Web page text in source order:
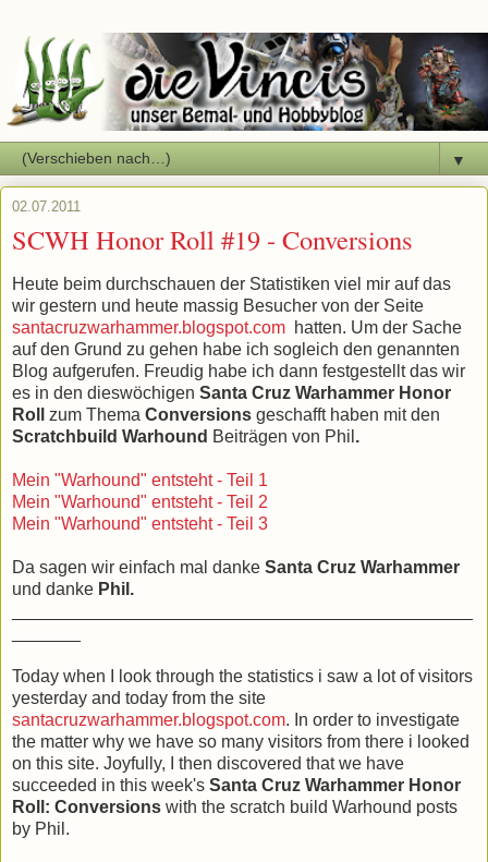
▼
02.07.2011
SCWH Honor Roll #19 - Conversions
Heute beim durchschauen der Statistiken viel mir auf das
wir gestern und heute massig Besucher von der Seite
santacruzwarhammer.blogspot.com hatten. Um der Sache
auf den Grund zu gehen habe ich sogleich den genannten
Blog aufgerufen. Freudig habe ich dann festgestellt das wir
es in den dieswöchigen Santa Cruz Warhammer Honor
Roll zum Thema Conversions geschafft haben mit den
Scratchbuild Warhound Beiträgen von Phil .
Mein "Warhound" entsteht - Teil 1
Mein "Warhound" entsteht - Teil 2
Mein "Warhound" entsteht - Teil 3
Da sagen wir einfach mal danke Santa Cruz Warhammer
und danke Phil.
Today when look through the statistics i saw a lot of visitors
yesterday and today from the site
santacruzwarhammer.blogspot.com. In order to investigate
the matter why we have so many visitors from there i looked
on this site. Joyfully, I then discovered that we have
succeeded in this week's Santa Cruz Warhammer Honor
Roll: Conversions with the scratch build Warhound posts
by Phil.